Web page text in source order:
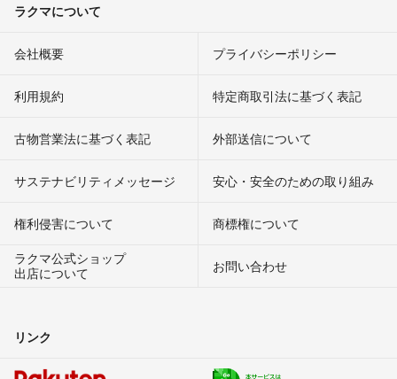
ラクマについて
会社概要 プライバシーポリシー
利用規約 特定商取引法に基づく表記
古物営業法に基づく表記 外部送信について
サステナビリティメッセージ 安心・安全のための取り組み
権利侵害について
商標権について
ラクマ公式ショップ
出店について
お問い合わせ
リンク